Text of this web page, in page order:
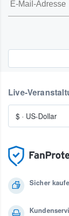
Sicher
Live-
$ · US-Dollar